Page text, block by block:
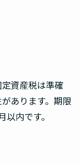
資産税は準確
あります。期限
内です。